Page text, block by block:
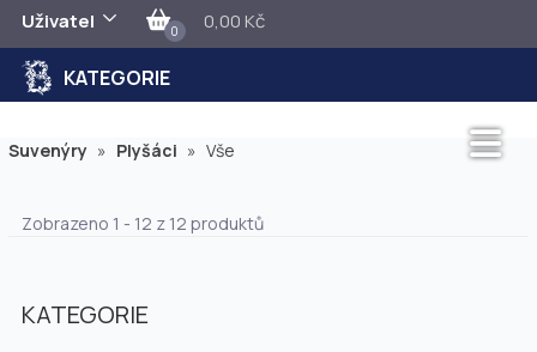
Uživatel 0 0,00 Kč
KATEGORIE
Suvenýry » Plyšáci » Vše
Zobrazeno 1 - 12 z 12 produktů
KATEGORIE